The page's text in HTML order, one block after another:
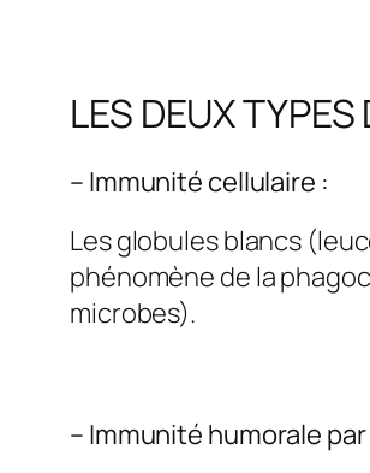
LES DEUX
– Immunité cellulaire :
Les globules blancs
phénomène de la
microbes).
– Immunité humorale